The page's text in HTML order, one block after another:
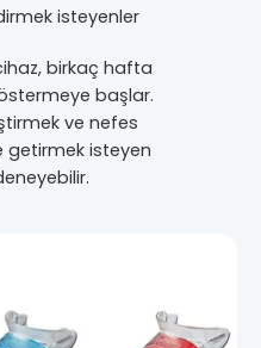
isteyenler
birkaç hafta
başlar.
ve nefes
getirmek isteyen